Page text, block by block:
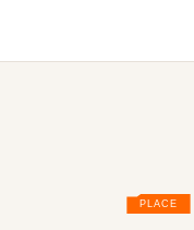
PLACE